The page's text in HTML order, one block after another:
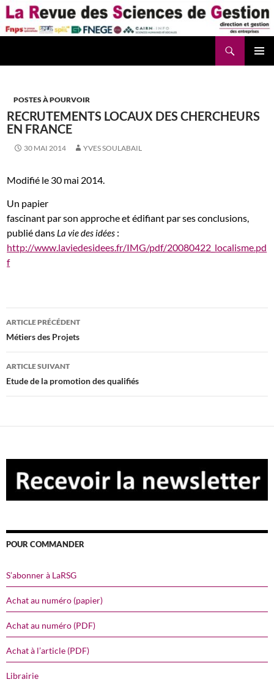
Aller
au
contenu
POSTES À POURVOIR
RECRUTEMENTS LOCAUX DES CHERCHEURS
EN FRANCE
30 MAI 2014 YVES SOULABAIL
Modifié le 30 mai 2014.
Un papier
fascinant par son approche et édifiant par ses conclusions,
publié dans La vie des idées :
http://www.laviedesidees.fr/IMG/pdf/20080422_localisme.pd
f
Navigation
des
articles
ARTICLE PRÉCÉDENT
Métiers des Projets
ARTICLE SUIVANT
Etude de la promotion des qualifiés
POUR COMMANDER
S’abonner à LaRSG
Achat au numéro (papier)
Achat au numéro (PDF)
Achat à l’article (PDF)
Librairie